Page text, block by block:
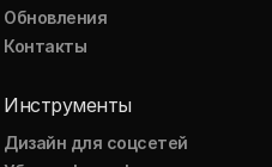
Обновления
Контакты
Инструменты
Дизайн для соцсетей